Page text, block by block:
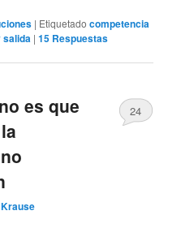
| Etiquetado competencia
salida |15 Respuestas
es que
24